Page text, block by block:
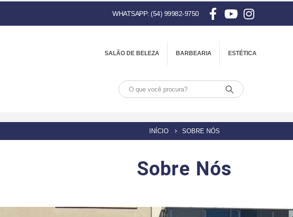
WHATSAPP: (54) 99982-9750
SALÃO DE BELEZA BARBEARIA ESTÉTICA
INÍCIO SOBRE NÓS
Sobre Nós